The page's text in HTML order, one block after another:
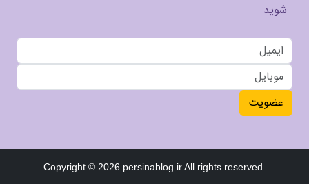
شوید
عضویت
Copyright © 2026 persinablog.ir All rights reserved.